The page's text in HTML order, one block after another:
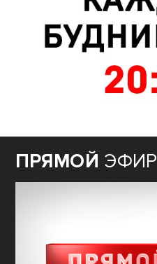
ПРЯМОЙ ЭФИР